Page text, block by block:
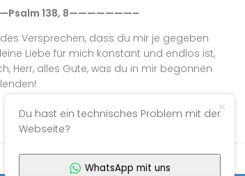
138, 8———————–
Versprechen, dass du mir je gegeben
Liebe für mich konstant und endlos ist,
Herr, alles Gute, was du in mir begonnen
Du hast ein technisches Problem mit der
Webseite?
WhatsApp mit uns